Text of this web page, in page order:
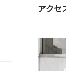
アクセ